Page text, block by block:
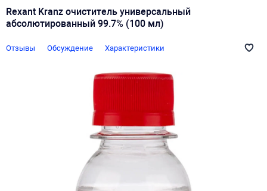
Rexant Kranz очиститель универсальный
абсолютированный 99.7% (100 мл)
Отзывы Обсуждение Характеристики